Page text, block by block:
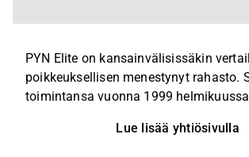
PYN Elite on kansainvälisissäkin
poikkeuksellisen menestynyt rahasto.
toimintansa vuonna 1999
ollut alusta alkaen Petri Deryng. Toimintansa aikana
Lue lisää yhtiösivulla